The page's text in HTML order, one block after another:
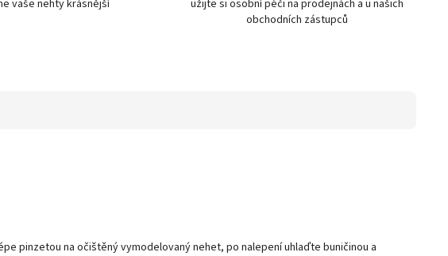
vaše nehty krásnější
užijte si osobní péči na prodejnách a u našich
obchodních zástupců
pinzetou na očištěný vymodelovaný nehet, po nalepení uhlaďte buničinou a